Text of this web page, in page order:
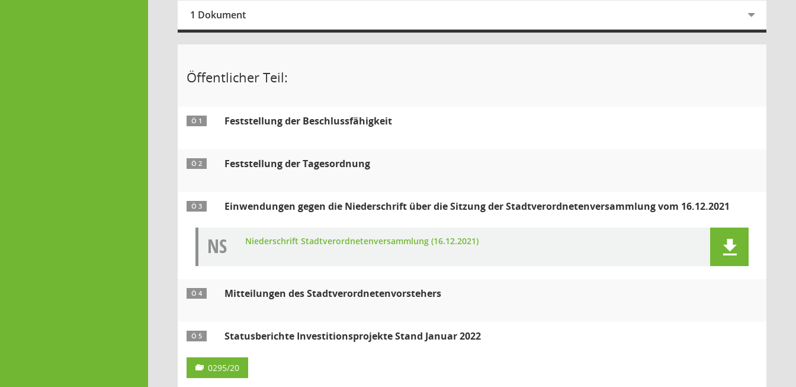
1 Dokument
Öffentlicher Teil:
Ö 1 Feststellung der Beschlussfähigkeit
Ö 2 Feststellung der Tagesordnung
Ö 3 Einwendungen gegen die Niederschrift über die Sitzung der Stadtverordnetenversammlung vom 16.12.2021
NS Niederschrift Stadtverordnetenversammlung (16.12.2021)
Ö 4 Mitteilungen des Stadtverordnetenvorstehers
Ö 5 Statusberichte Investitionsprojekte Stand Januar 2022
0295/20